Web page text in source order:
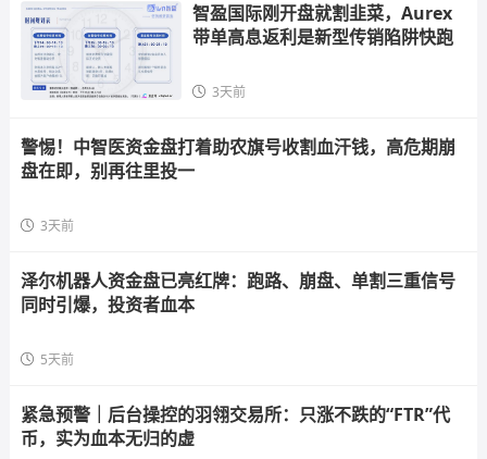
智盈国际刚开盘就割韭菜，Aurex
带单高息返利是新型传销陷阱快跑
3天前
警惕！中智医资金盘打着助农旗号收割血汗钱，高危期崩
盘在即，别再往里投一
3天前
泽尔机器人资金盘已亮红牌：跑路、崩盘、单割三重信号
同时引爆，投资者血本
5天前
紧急预警｜后台操控的羽翎交易所：只涨不跌的“FTR”代
币，实为血本无归的虚